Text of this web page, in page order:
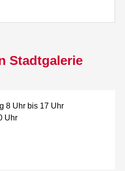
Stadtgalerie
8 Uhr bis 17 Uhr
Uhr